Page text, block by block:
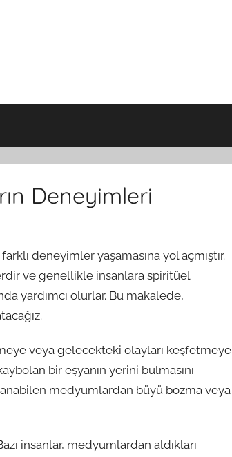
Deneyimleri
deneyimler yaşamasına yol açmıştır.
ve genellikle insanlara spiritüel
yardımcı olurlar. Bu makalede,
veya gelecekteki olayları keşfetmeye
bir eşyanın yerini bulmasını
medyumlardan büyü bozma veya
insanlar, medyumlardan aldıkları